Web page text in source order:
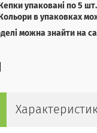
упаковані по 5 шт.
в упаковках
можна знайти на